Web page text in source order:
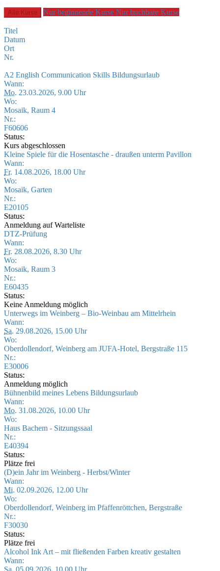
Alle Kurse Nur beginnende Kurse Nur buchbare Kurse
Titel
Datum
Ort
Nr.
A2 English Communication Skills Bildungsurlaub
Wann:
Mo. 23.03.2026, 9.00 Uhr
Wo:
Mosaik, Raum 4
Nr.:
F60606
Status:
Kurs abgeschlossen
Kleine Spiele für die Hosentasche - draußen unterm Pavillon
Wann:
Fr. 14.08.2026, 18.00 Uhr
Wo:
Mosaik, Garten
Nr.:
E20105
Status:
Anmeldung auf Warteliste
DTZ-Prüfung
Wann:
Fr. 28.08.2026, 8.30 Uhr
Wo:
Mosaik, Raum 3
Nr.:
E60435
Status:
Keine Anmeldung möglich
Unterwegs im Weinberg – Bio-Weinbau am Mittelrhein
Wann:
Sa. 29.08.2026, 15.00 Uhr
Wo:
Oberdollendorf, Weinberg am JUFA-Hotel, Bergstraße 115
Nr.:
E30006
Status:
Anmeldung möglich
Bühnenbild meines Lebens Bildungsurlaub
Wann:
Mo. 31.08.2026, 10.00 Uhr
Wo:
Haus Bachem - Sitzungssaal
Nr.:
E40394
Status:
Plätze frei
(D)ein Jahr im Weinberg - Herbst/Winter
Wann:
Mi. 02.09.2026, 12.00 Uhr
Wo:
Oberdollendorf, Weinberg im Pfaffenröttchen, Bergstraße
Nr.:
F30030
Status:
Plätze frei
Alcohol Ink Art – mit fließenden Farben kreativ gestalten
Wann: